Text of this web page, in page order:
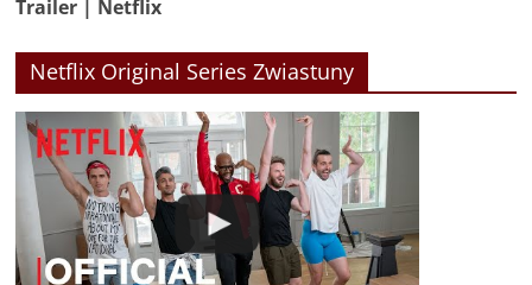
Trailer | Netflix
Netflix Original Series Zwiastuny